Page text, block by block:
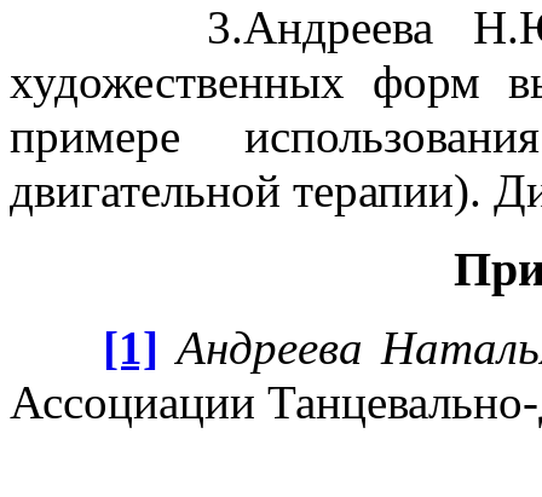
3.Андреева Н.Ю.
художественных форм
примере
двигательной терапии).
[1] Андреева
Ассоциации